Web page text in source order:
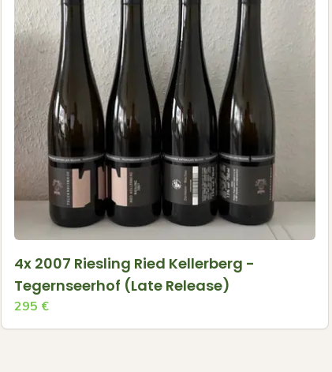
4x 2007 Riesling Ried Kellerberg -
Tegernseerhof (Late Release)
295 €